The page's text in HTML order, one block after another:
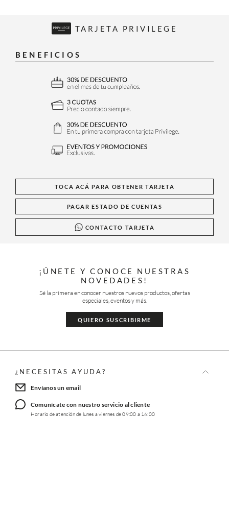
TARJETA PRIVILEGE
BENEFICIOS
TOCA ACÁ PARA OBTENER TARJETA
PAGAR ESTADO DE CUENTAS
CONTACTO TARJETA
¡ÚNETE Y CONOCE NUESTRAS
NOVEDADES!
Sé la primera en conocer nuestros nuevos productos, ofertas
especiales, eventos y más.
QUIERO SUSCRIBIRME
¿NECESITAS AYUDA?
Envíanos un email
Comunícate con nuestro servicio al cliente
Horario de atención de lunes a viernes de 09:00 a 16:00